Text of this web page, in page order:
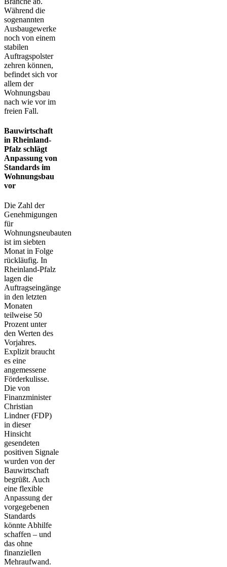
Während die
sogenannten
Ausbaugewerke
noch von einem
stabilen
Auftragspolster
zehren können,
befindet sich vor
allem der
Wohnungsbau
nach wie vor im
freien Fall.
Bauwirtschaft
in Rheinland-
Pfalz schlägt
Anpassung von
Standards im
Wohnungsbau
vor
Die Zahl der
Genehmigungen
für
Wohnungsneubauten
ist im siebten
Monat in Folge
rückläufig. In
Rheinland-Pfalz
lagen die
Auftragseingänge
in den letzten
Monaten
teilweise 50
Prozent unter
den Werten des
Vorjahres.
Explizit braucht
es eine
angemessene
Förderkulisse.
Die von
Finanzminister
Christian
Lindner (FDP)
in dieser
Hinsicht
gesendeten
positiven Signale
wurden von der
Bauwirtschaft
begrüßt. Auch
eine flexible
Anpassung der
vorgegebenen
Standards
könnte Abhilfe
schaffen – und
das ohne
finanziellen
Mehraufwand.